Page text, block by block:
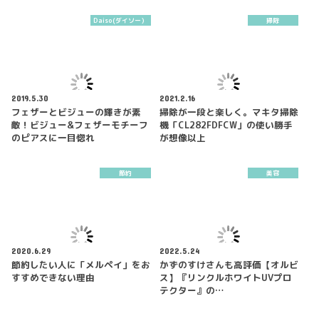
Daiso(ダイソー）
2019.5.30
フェザーとビジューの輝きが素
敵！ビジュー&フェザーモチーフ
のピアスに一目惚れ
掃除
2021.2.16
掃除が一段と楽しく。マキタ掃除
機「CL282FDFCW」の使い勝手
が想像以上
節約
2020.6.29
節約したい人に「メルペイ」をお
すすめできない理由
美容
2022.5.24
かずのすけさんも高評価【オルビ
ス】『リンクルホワイトUVプロ
テクター』の…